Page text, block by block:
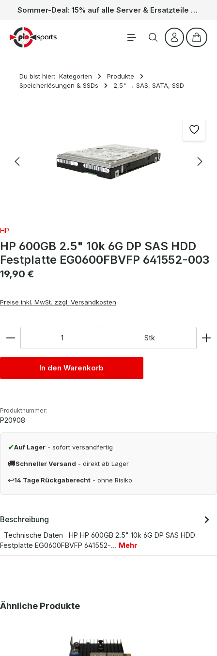
Zum Hauptinhalt springen Sommer-Deal: 15% auf alle Server & Ersatzteile – Kein Code nötig, der Rabatt wird automatisch im Warenkorb abgezogen. Gültig vom 01.06. bis 31.08.
Du bist hier: Kategorien
Produkte
Speicherlösungen & SSDs
2,5" → SAS, SATA, SSD
HP
HP 600GB 2.5" 10k 6G DP SAS HDD
Festplatte EG0600FBVFP 641552-003
Regulärer Preis:
19,90 €
Preise inkl. MwSt. zzgl. Versandkosten
Stk
In den Warenkorb
Produktnummer:
P20908
✔Auf Lager - sofort versandfertig
🚚Schneller Versand - direkt ab Lager
↩14 Tage Rückgaberecht - ohne Risiko
Beschreibung
Technische Daten HP HP 600GB 2.5" 10k 6G DP SAS HDD
Festplatte EG0600FBVFP 641552-… Mehr
Produktgalerie überspringen
Ähnliche Produkte